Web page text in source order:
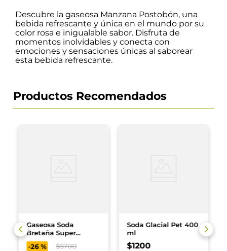
Descubre la gaseosa Manzana Postobón, una
bebida refrescante y única en el mundo por su
color rosa e inigualable sabor. Disfruta de
momentos inolvidables y conecta con
emociones y sensaciones únicas al saborear
esta bebida refrescante.
Productos Recomendados
Gaseosa Soda
Bretaña Super
Grande x 2500 ml
-26 % $5700
Soda Glacial Pet 400
ml
$1200